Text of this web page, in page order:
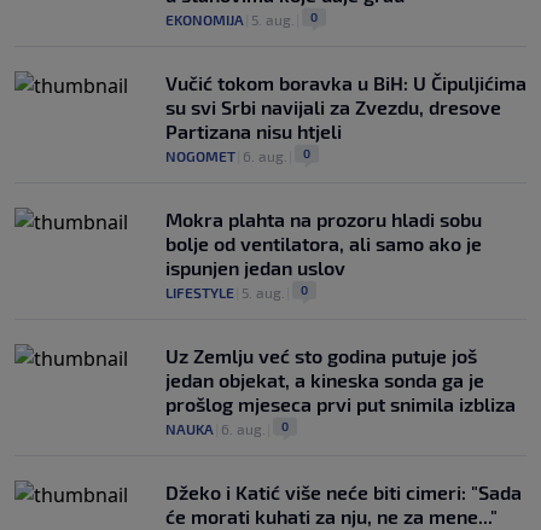
EKONOMIJA 5. aug. 0
Vučić tokom boravka u BiH: U Čipuljićima
su svi Srbi navijali za Zvezdu, dresove
Partizana nisu htjeli
NOGOMET 6. aug. 0
Mokra plahta na prozoru hladi sobu
bolje od ventilatora, ali samo ako je
ispunjen jedan uslov
LIFESTYLE 5. aug. 0
Uz Zemlju već sto godina putuje još
jedan objekat, a kineska sonda ga je
prošlog mjeseca prvi put snimila izbliza
NAUKA 6. aug. 0
Džeko i Katić više neće biti cimeri: "Sada
će morati kuhati za nju, ne za mene..."